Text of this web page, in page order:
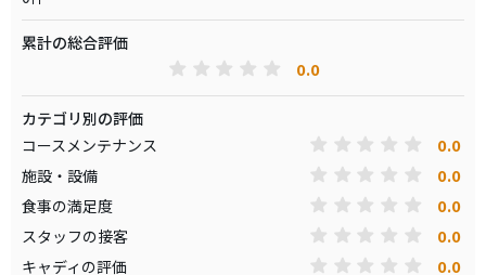
累計の総合評価
0.0
カテゴリ別の評価
コースメンテナンス
0.0
施設・設備 0.0
食事の満足度 0.0
スタッフの接客 0.0
キャディの評価 0.0